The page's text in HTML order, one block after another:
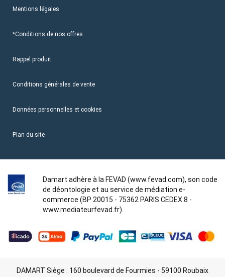
Mentions légales
*Conditions de nos offres
Rappel produit
Conditions générales de vente
Données personnelles et cookies
Plan du site
Damart adhère à la FEVAD (www.fevad.com), son code
de déontologie et au service de médiation e-
commerce (BP 20015 - 75362 PARIS CEDEX 8 -
www.mediateurfevad.fr).
DAMART Siège : 160 boulevard de Fourmies - 59100 Roubaix